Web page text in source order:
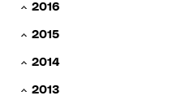
2016
2015
2014
2013